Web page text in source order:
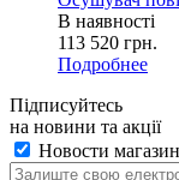
В наявності
113 520 грн.
Подробнее
Підписуйтесь
на новини та акції
Новости